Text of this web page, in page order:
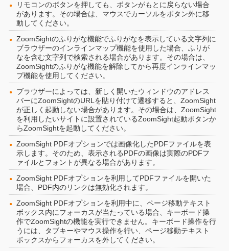
リモコンのボタンを押しても、ボタンがもとに戻らない場合
があります。その場合は、マウスでカーソルをボタン外に移
動してください。
ZoomSightのふりがな機能でふりがなを表示している文字列に
ブラウザーのインラインマップ機能を使用した場合、ふりが
なを含む文字列で検索される場合があります。その場合は、
ZoomSightのふりがな機能を解除してから再度インラインマッ
プ機能を使用してください。
ブラウザーによっては、新しく開いたウィンドウのアドレス
バーにZoomSightのURLを貼り付けて遷移すると、ZoomSight
が正しく起動しない場合があります。その場合は、ZoomSight
を利用したいサイトに設置されているZoomSight起動ボタンか
らZoomSightを起動してください。
ZoomSight PDFオプションでは画像化したPDFファイルを表
示します。そのため、表示されるPDFの画像は実際のPDFフ
ァイルとフォントが異なる場合があります。
ZoomSight PDFオプションを利用してPDFファイルを開いた
場合、PDF内のリンクは無効化されます。
ZoomSight PDFオプションを利用中に、ページ移動テキスト
ボックス内にフォーカスが当たっている場合、キーボード操
作でZoomSightの機能を実行できません。キーボード操作を行
うには、タブキーやマウス操作を行い、ページ移動テキスト
ボックスからフォーカスを外してください。